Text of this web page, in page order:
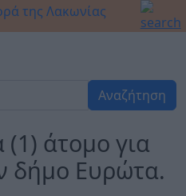
Αναζήτηση
άτομο για
δήμο Ευρώτα.